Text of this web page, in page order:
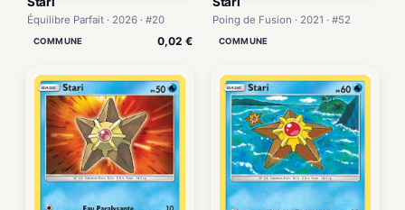
Équilibre Parfait · 2026 · #20
COMMUNE 0,02 €
Poing de Fusion · 2021 · #52
COMMUNE